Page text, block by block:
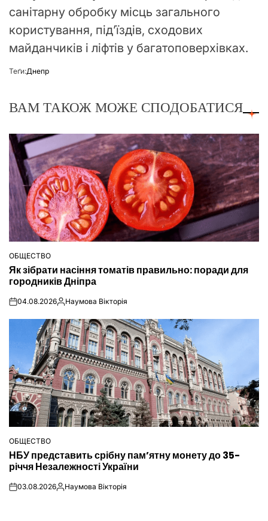
санітарну обробку місць загального
користування, під’їздів, сходових
майданчиків і ліфтів у багатоповерхівках.
Теґи:Днепр
ВАМ ТАКОЖ МОЖЕ СПОДОБАТИСЯ
ОПУБЛІКУВАТИ
У
ОБЩЕСТВО
Як зібрати насіння томатів правильно: поради для
городників Дніпра
on04.08.2026Опубліковано
Наумова Вікторія
ОПУБЛІКУВАТИ
У
ОБЩЕСТВО
НБУ представить срібну пам’ятну монету до 35-
річчя Незалежності України
on03.08.2026Опубліковано
Наумова Вікторія